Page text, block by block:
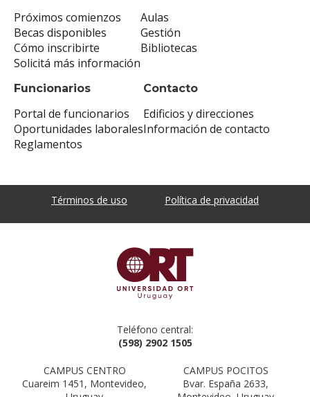
Próximos comienzos
Becas disponibles
Cómo inscribirte
Solicitá más información
Aulas
Gestión
Bibliotecas
Funcionarios
Portal de funcionarios
Oportunidades laborales
Reglamentos
Contacto
Edificios y direcciones
Información de contacto
Términos de uso Política de privacidad
Teléfono central:
(598) 2902 1505
CAMPUS CENTRO
Cuareim 1451, Montevideo,
CAMPUS POCITOS
Bvar. España 2633,